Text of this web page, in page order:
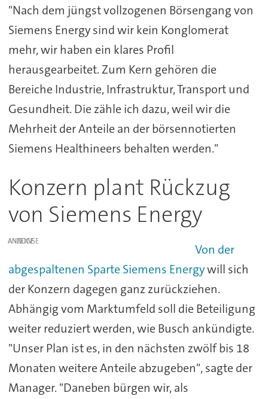
"Nach dem jüngst vollzogenen Börsengang von
Siemens Energy sind wir kein Konglomerat
mehr, wir haben ein klares Profil
herausgearbeitet. Zum Kern gehören die
Bereiche Industrie, Infrastruktur, Transport und
Gesundheit. Die zähle ich dazu, weil wir die
Mehrheit der Anteile an der börsennotierten
Siemens Healthineers behalten werden."
Konzern plant Rückzug
von Siemens Energy
ANZEIGE
Von der
abgespaltenen Sparte Siemens Energywill sich
der Konzern dagegen ganz zurückziehen.
Abhängig vom Marktumfeld soll die Beteiligung
weiter reduziert werden, wie Busch ankündigte.
"Unser Plan ist es, in den nächsten zwölf bis 18
Monaten weitere Anteile abzugeben", sagte der
Manager. "Daneben bürgen wir, als